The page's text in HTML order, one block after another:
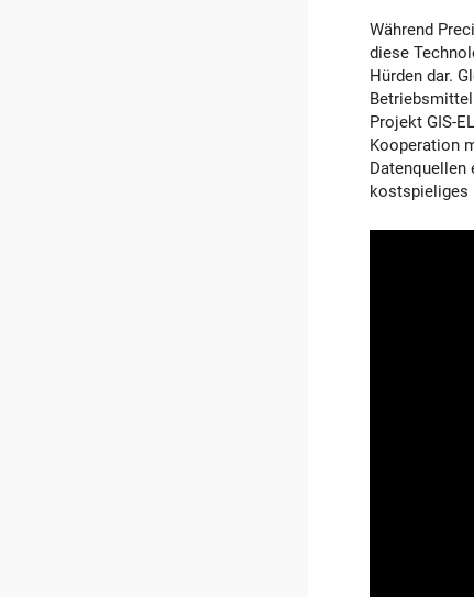
Während
diese
Hürden dar.
Projekt GIS-
Kooperation
kostspieliges